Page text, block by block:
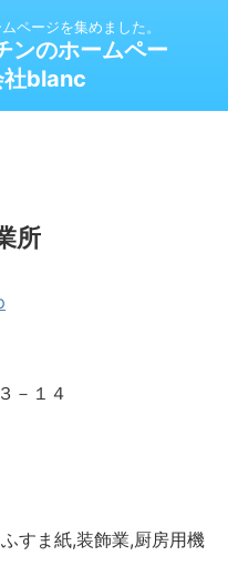
ページを集めました。
ンのホームペー
社blanc
所
－１４
すま紙,装飾業,厨房用機